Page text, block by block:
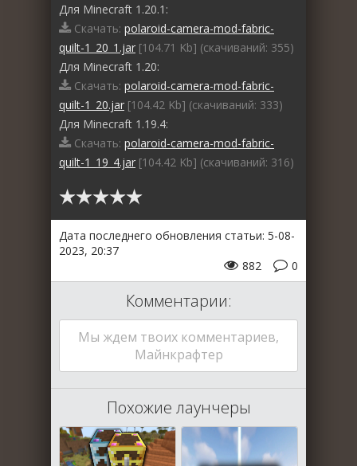
Для Minecraft 1.20.1:
Скачать: polaroid-camera-mod-fabric-
quilt-1_20_1.jar [104.71 Kb] (cкачиваний: 355)
Для Minecraft 1.20:
Скачать: polaroid-camera-mod-fabric-
quilt-1_20.jar [104.42 Kb] (cкачиваний: 333)
Для Minecraft 1.19.4:
Скачать: polaroid-camera-mod-fabric-
quilt-1_19_4.jar [104.42 Kb] (cкачиваний: 316)
Дата последнего обновления статьи: 5-08-
2023, 20:37
0
882
Комментарии:
Мы ждем твоих комментариев,
Майнкрафтер
Похожие лаунчеры